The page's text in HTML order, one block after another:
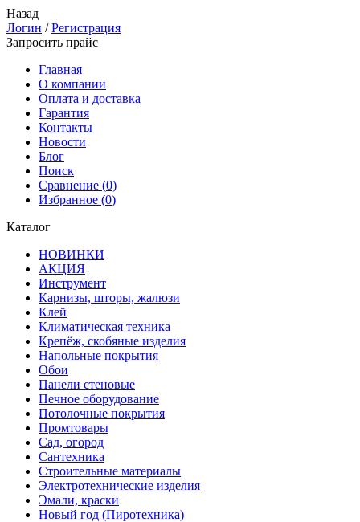
Назад
Логин /Регистрация
Запросить прайс
Главная
О компании
Оплата и доставка
Гарантия
Контакты
Новости
Блог
Поиск
Сравнение (0)
Избранное (0)
Каталог
НОВИНКИ
АКЦИЯ
Инструмент
Карнизы, шторы, жалюзи
Клей
Климатическая техника
Крепёж, скобяные изделия
Напольные покрытия
Обои
Панели стеновые
Печное оборудование
Потолочные покрытия
Промтовары
Сад, огород
Сантехника
Строительные материалы
Электротехнические изделия
Эмали, краски
Новый год (Пиротехника)